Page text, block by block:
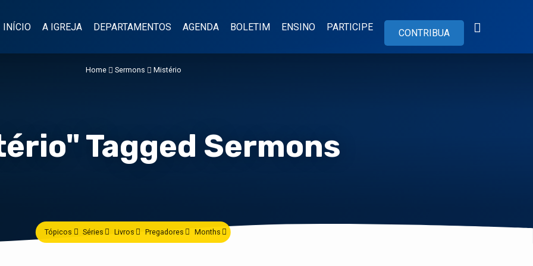
INÍCIO A IGREJA DEPARTAMENTOS AGENDA BOLETIM ENSINO PARTICIPE
CONTRIBUA
Tagged Sermons
Home Sermons Mistério
Tópicos Séries Livros Pregadores Months